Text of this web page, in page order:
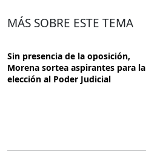
MÁS SOBRE ESTE TEMA
Sin presencia de la oposición,
Morena sortea aspirantes para la
elección al Poder Judicial